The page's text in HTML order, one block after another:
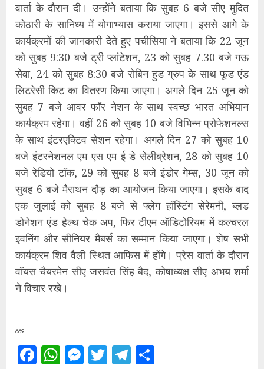
वार्ता के दौरान दी। उन्होंने बताया कि सुबह 6 बजे सीए मुदित
कोठारी के सानिध्य में योगाभ्यास कराया जाएगा। इससे आगे के
कार्यक्रमों की जानकारी देते हुए पचीसिया ने बताया कि 22 जून
को सुबह 9:30 बजे ट्री प्लांटेशन, 23 को सुबह 7.30 बजे गऊ
सेवा, 24 को सुबह 8:30 बजे रोबिन हुड ग्रुप के साथ फूड एंड
लिटरेसी किट का वितरण किया जाएगा। अगले दिन 25 जून को
सुबह 7 बजे आवर फॉर नेशन के साथ स्वच्छ भारत अभियान
कार्यक्रम रहेगा। वहीं 26 को सुबह 10 बजे विभिन्न प्रोफेशनल्स
के साथ इंटरएक्टिव सेशन रहेगा। अगले दिन 27 को सुबह 10
बजे इंटरनेशनल एम एस एम ई डे सेलीब्रेशन, 28 को सुबह 10
बजे रेडियो टॉक, 29 को सुबह 8 बजे इंडोर गेम्स, 30 जून को
सुबह 6 बजे मैराथन दौड़ का आयोजन किया जाएगा। इसके बाद
एक जुलाई को सुबह 8 बजे से फ्लेग हॉस्टिंग सेरेमनी, ब्लड
डोनेशन एंड हेल्थ चेक अप, फिर टीएम ऑडिटोरियम में कल्चरल
इवनिंग और सीनियर मैबर्स का सम्मान किया जाएगा। शेष सभी
कार्यक्रम शिव वैली स्थित आफिस में होंगे। प्रेस वार्ता के दौरान
वॉयस चैयरमेन सीए जसवंत सिंह बैद, कोषाध्यक्ष सीए अभय शर्मा
ने विचार रखे।
669
Facebook
WhatsApp
Messenger
TwitterTelegram